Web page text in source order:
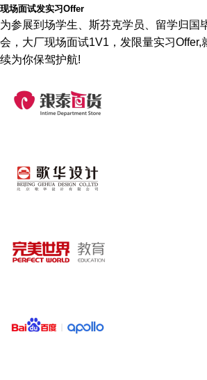
现场面试发实习Offer
为参展到场学生、斯芬克学员、留学归国
会，大厂现场面试1V1，发限量实习Offer,
续为你保驾护航!